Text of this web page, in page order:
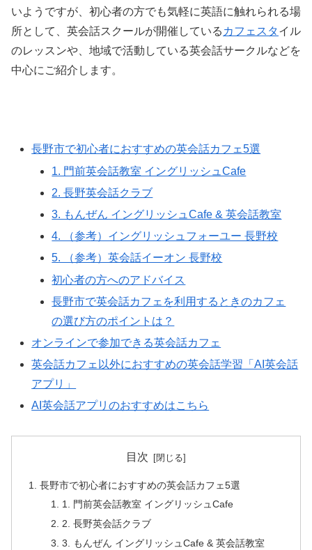
いようですが、初心者の方でも気軽に英語に触れられる場
所として、英会話スクールが開催している カフェスタイル
のレッスンや、地域で活動している英会話サークルなどを
中心にご紹介します。
長野市で初心者におすすめの英会話カフェ5選
1. 門前英会話教室 イングリッシュCafe
2. 長野英会話クラブ
3. もんぜん イングリッシュCafe & 英会話教室
4. （参考）イングリッシュフォーユー 長野校
5. （参考）英会話イーオン 長野校
初心者の方へのアドバイス
長野市で英会話カフェを利用するときのカフェ
の選び方のポイントは？
オンラインで参加できる英会話カフェ
英会話カフェ以外におすすめの英会話学習「AI英会話
アプリ」
AI英会話アプリのおすすめはこちら
目次
長野市で初心者におすすめの英会話カフェ5選
1. 門前英会話教室 イングリッシュCafe
2. 長野英会話クラブ
3. もんぜん イングリッシュCafe & 英会話教室